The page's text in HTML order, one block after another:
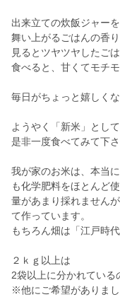
出来立ての炊飯ジャーを
舞い上がるごはんの香り
見るとツヤツヤしたご
食べると、甘くてモチ
毎日がちょっと嬉しく
ようやく「新米」とし
是非一度食べてみて下さ
我が家のお米は、本当
も化学肥料をほとんど
量があまり採れません
て作っています。
もちろん畑は「江戸時
２ｋｇ以上は
2袋以上に分かれている
※他にご希望がありまし